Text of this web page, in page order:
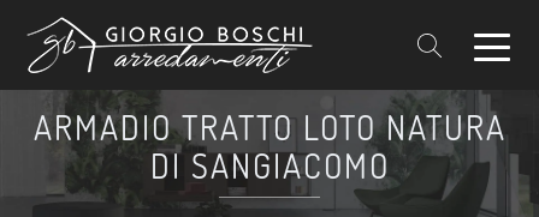
ARMADIO TRATTO LOTO NATURA
DI SANGIACOMO